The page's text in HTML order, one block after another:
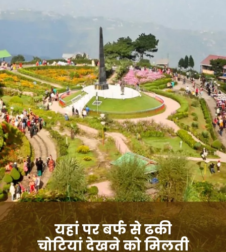
यहां पर बर्फ से ढकी
चोटियां देखने को मिलती